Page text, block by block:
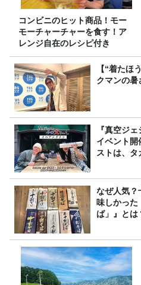
コンビニのヒット商品！モー
モーチャーチャーを食す！ア
レンジ自在のレシピ付き
【“着たほ
クマンの暑
『真空ジ
イベント開
ストは、タ
なぜ人気
味しかっ
ば」』とは